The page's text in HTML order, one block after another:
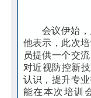
会议伊始
他表示，此次
员提供一个交
对近视防控新
认识，提升专
能在本次培训